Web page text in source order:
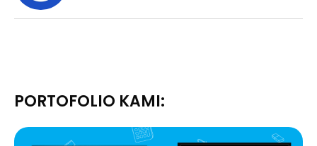
PORTOFOLIO KAMI: